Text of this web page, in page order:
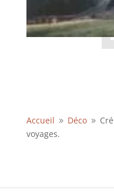
Accueil 9 Déco 9
voyages.